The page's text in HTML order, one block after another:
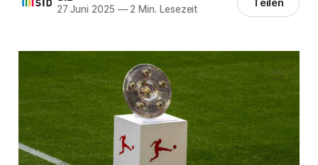
27 Juni 2025 —2 Min. Lesezeit Teilen